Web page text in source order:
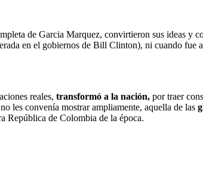
de Garcia Marquez, convirtieron sus ideas y
en el gobiernos de Bill Clinton), ni cuando fue
reales, transformó a la nación, por traer
les convenía mostrar ampliamente, aquella de las
República de Colombia de la época.